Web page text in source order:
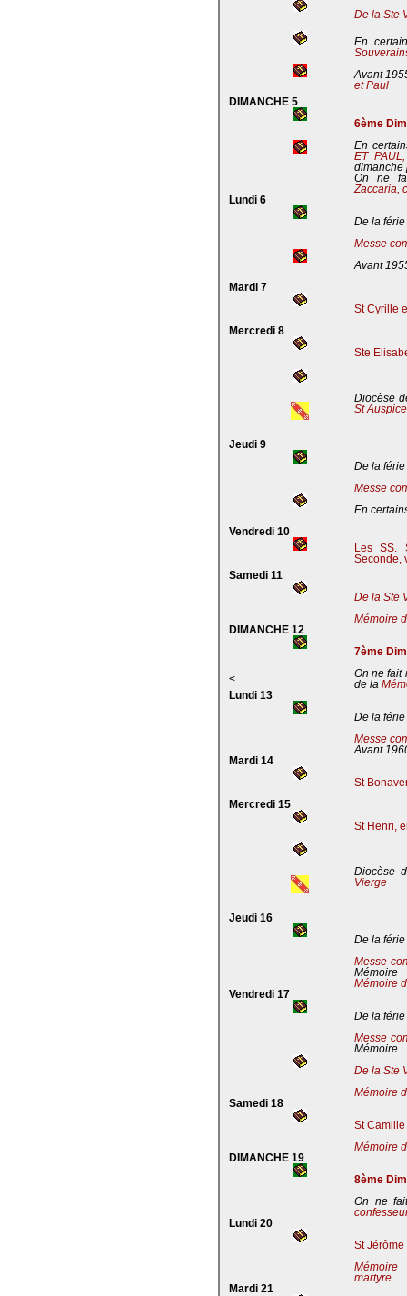
De la Ste
En
Avant
et Paul
DIMANCHE 5
6ème
En
ET
dimanche
On ne
Zaccaria,
Lundi 6
De la férie
Messe
Avant
Mardi 7
St Cyrille
Mercredi 8
Ste
Diocèse
St
Jeudi 9
De la férie
Messe
En
Vendredi 10
Les SS.
Seconde,
Samedi 11
De la Ste
Mémoire
DIMANCHE 12
7ème
<
On ne fait
de la
Lundi 13
De la férie
Messe
Avant
Mardi 14
St
Mercredi 15
St Henri,
Diocèse
Vierge
Jeudi 16
De la férie
Messe
Mémoire
Mémoire
Vendredi 17
De la férie
Messe
Mémoire
De la Ste
Mémoire
Samedi 18
St
Mémoire
DIMANCHE 19
8ème
On ne
Lundi 20
St
Mémoire
martyre
Mardi 21